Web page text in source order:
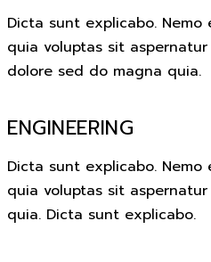
Dicta sunt explicabo. Nemo
quia voluptas sit
dolore sed do magna quia.
ENGINEERING
Dicta sunt explicabo. Nemo
quia voluptas sit
quia. Dicta sunt explicabo.